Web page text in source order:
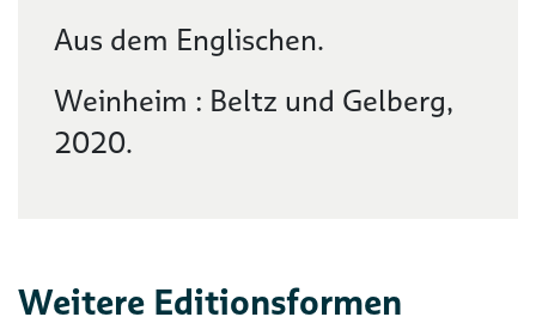
Aus dem Englischen.
Weinheim : Beltz und Gelberg,
2020.
Weitere Editionsformen